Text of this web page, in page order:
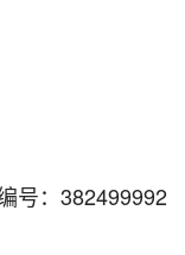
号：382499992